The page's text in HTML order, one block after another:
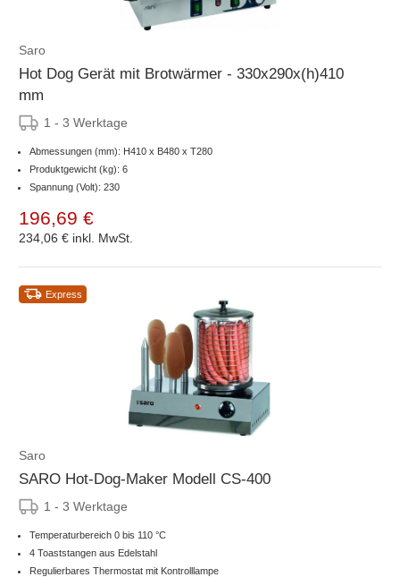
Saro
Hot Dog Gerät mit Brotwärmer - 330x290x(h)410
mm
1 - 3 Werktage
Abmessungen (mm): H410 x B480 x T280
Produktgewicht (kg): 6
Spannung (Volt): 230
196,69 €
234,06 € inkl. MwSt.
Express
Saro
SARO Hot-Dog-Maker Modell CS-400
1 - 3 Werktage
Temperaturbereich 0 bis 110 °C
4 Toaststangen aus Edelstahl
Regulierbares Thermostat mit Kontrolllampe